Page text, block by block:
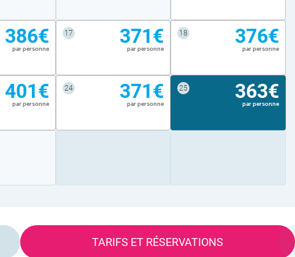
386€
par personne
17 371€
par personne
18 376€
par personne
401€
par personne
24 371€
par personne
25 363€
par personne
TARIFS ET RÉSERVATIONS